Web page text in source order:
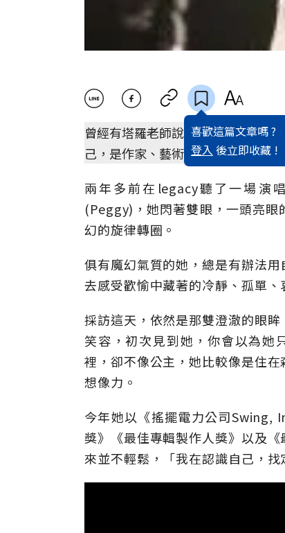
喜歡這篇文章嗎 ?
登入 後立即收藏 !
曾經有塔羅老師說，她的前世不是
己，是作家、藝術家、也是女海盜。
兩年多前在legacy聽了一場演
(Peggy)，她閃著雙眼，一頭亮眼
幻的旋律轉圈。
俱有魔幻氣質的她，總是有辦法
去感受歡愉中藏著的冷靜、孤單
採訪這天，依然是那雙澄澈的眼
笑容，初次見到她，你會以為她
裡，卻不像公主，她比較像是住
想像力。
今年她以《搖擺電力公司Swing,
獎》《最佳專輯製作人獎》以及
來並不輕鬆，「我在認識自己，